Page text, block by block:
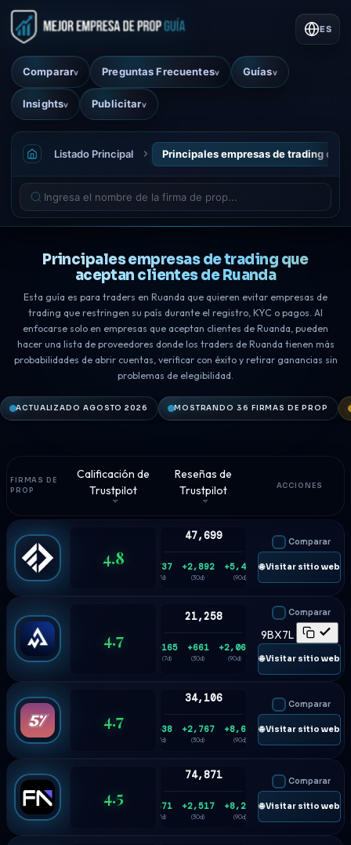
Compararv Preguntas Frecuentesv Guíasv
Insightsv Publicitarv
ES
Listado Principal Principales empresas de trading que
Principales empresas de trading que
aceptan clientes de Ruanda
Esta guía es para traders en Ruanda que quieren evitar empresas de
trading que restringen su país durante el registro, KYC o pagos. Al
enfocarse solo en empresas que aceptan clientes de Ruanda, pueden
hacer una lista de proveedores donde los traders de Ruanda tienen más
probabilidades de abrir cuentas, verificar con éxito y retirar ganancias sin
problemas de elegibilidad.
ACTUALIZADO AGOSTO 2026 MOSTRANDO 36 FIRMAS DE PROP
FIRMAS DE
PROP
Calificación de
Trustpilot
Reseñas de
Trustpilot
ACCIONES
4.8
47,699
+737
(7d)
+2,892
(30d)
+5,459
(90d)
Comparar
🌐 Visitar sitio web
4.7
21,258
+165
(7d)
+661
(30d)
+2,063
(90d)
Comparar
9BX7L
🌐 Visitar sitio web
4.7
34,106
+538
(7d)
+2,767
(30d)
+8,668
(90d)
Comparar
🌐 Visitar sitio web
4.5
74,871
+671
(7d)
+2,517
(30d)
+8,228
(90d)
Comparar
🌐 Visitar sitio web